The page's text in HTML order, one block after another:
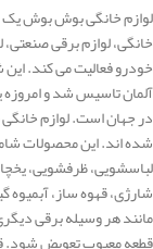
لوازم خانگی بوش بوش یک
خانگی، لوازم برقی
آلمان تاسیس شد و امروزه
در جهان است. لوازم
شده اند. این محصولات
لباسشویی، ظرفشویی،
شارژی، قهوه ساز،
مانند هر وسیله برقی
قطعه معیوب تعویض شود.